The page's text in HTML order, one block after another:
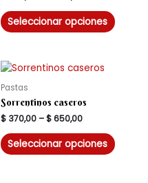
Seleccionar opciones
Pastas
Sorrentinos caseros
$ 370,00 –$650,00
Seleccionar opciones